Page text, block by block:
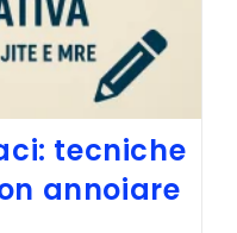
tecniche
annoiare